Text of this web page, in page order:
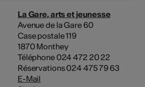
La Gare, arts et jeunesse
Avenue de la Gare 60
Case postale 119
1870 Monthey
Téléphone 024 472 20 22
Réservations 024 475 79 63
E-Mail